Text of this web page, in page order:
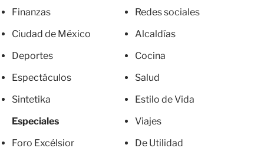
Finanzas
Ciudad de México
Deportes
Espectáculos
Sintetika
Especiales
Foro Excélsior
Redes sociales
Alcaldías
Cocina
Salud
Estilo de Vida
Viajes
De Utilidad